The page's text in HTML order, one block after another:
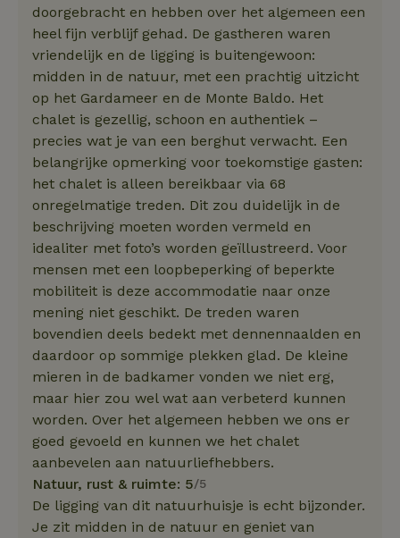
doorgebracht en hebben over het algemeen een
heel fijn verblijf gehad. De gastheren waren
vriendelijk en de ligging is buitengewoon:
midden in de natuur, met een prachtig uitzicht
op het Gardameer en de Monte Baldo. Het
chalet is gezellig, schoon en authentiek –
precies wat je van een berghut verwacht. Een
belangrijke opmerking voor toekomstige gasten:
het chalet is alleen bereikbaar via 68
onregelmatige treden. Dit zou duidelijk in de
beschrijving moeten worden vermeld en
idealiter met foto’s worden geïllustreerd. Voor
mensen met een loopbeperking of beperkte
mobiliteit is deze accommodatie naar onze
mening niet geschikt. De treden waren
bovendien deels bedekt met dennennaalden en
daardoor op sommige plekken glad. De kleine
mieren in de badkamer vonden we niet erg,
maar hier zou wel wat aan verbeterd kunnen
worden. Over het algemeen hebben we ons er
goed gevoeld en kunnen we het chalet
aanbevelen aan natuurliefhebbers.
Natuur, rust & ruimte: 5/5
De ligging van dit natuurhuisje is echt bijzonder.
Je zit midden in de natuur en geniet van